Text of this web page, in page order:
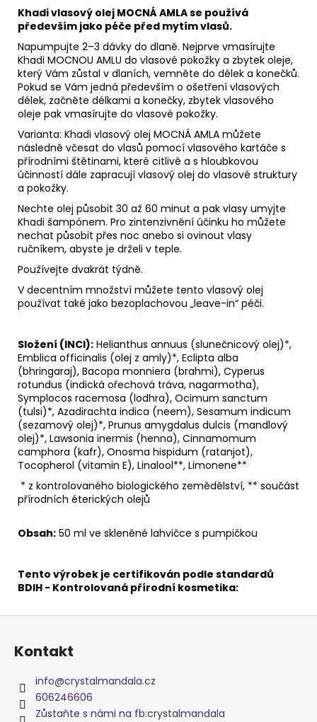
Khadi vlasový olej MOCNÁ AMLA se používá
především jako péče před mytím vlasů.
Napumpujte 2–3 dávky do dlaně. Nejprve vmasírujte
Khadi MOCNOU AMLU do vlasové pokožky a zbytek oleje,
který Vám zůstal v dlaních, vemněte do délek a konečků.
Pokud se Vám jedná především o ošetření vlasových
délek, začněte délkami a konečky, zbytek vlasového
oleje pak vmasírujte do vlasové pokožky.
Varianta: Khadi vlasový olej MOCNÁ AMLA můžete
následně včesat do vlasů pomocí vlasového kartáče s
přírodními štětinami, které citlivě a s hloubkovou
účinností dále zapracují vlasový olej do vlasové struktury
a pokožky.
Nechte olej působit 30 až 60 minut a pak vlasy umyjte
Khadi šampónem. Pro zintenzivnění účinku ho můžete
nechat působit přes noc anebo si ovinout vlasy
ručníkem, abyste je drželi v teple.
Používejte dvakrát týdně.
V decentním množství můžete tento vlasový olej
používat také jako bezoplachovou „leave-in“ péči.
Složení (INCI): Helianthus annuus (slunečnicový olej)*,
Emblica officinalis (olej z amly)*, Eclipta alba
(bhringaraj), Bacopa monniera (brahmi), Cyperus
rotundus (indická ořechová tráva, nagarmotha),
Symplocos racemosa (lodhra), Ocimum sanctum
(tulsi)*, Azadirachta indica (neem), Sesamum indicum
(sezamový olej)*, Prunus amygdalus dulcis (mandlový
olej)*, Lawsonia inermis (henna), Cinnamomum
camphora (kafr), Onosma hispidum (ratanjot),
Tocopherol (vitamin E), Linalool**, Limonene**
* z kontrolovaného biologického zemědělství, ** součást
přírodních éterických olejů
Obsah: 50 ml ve skleněné lahvičce s pumpičkou
Tento výrobek je certifikován podle standardů
BDIH - Kontrolovaná přírodní kosmetika:
Z
Kontakt
info@crystalmandala.cz
606246606
Zůstaňte s námi na fb:crystalmandala